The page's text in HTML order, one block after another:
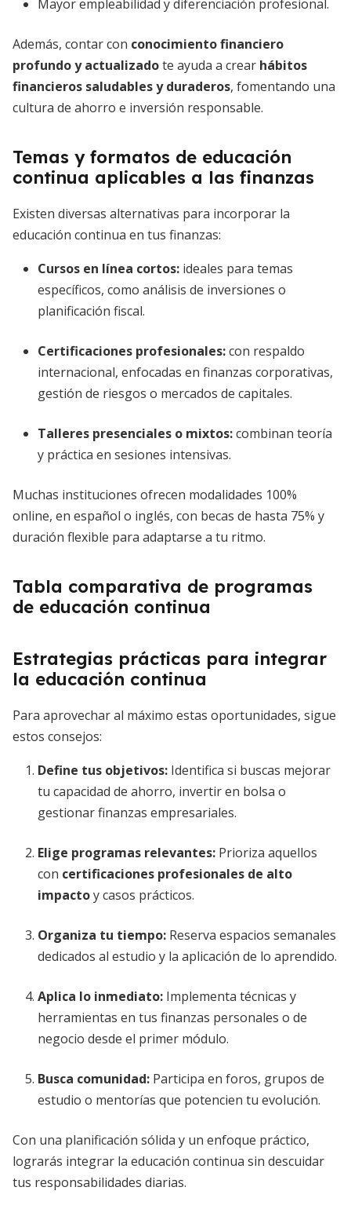
Mayor empleabilidad y diferenciación profesional.
Además, contar con conocimiento financiero
profundo y actualizadote ayuda a crear hábitos
financieros saludables y duraderos, fomentando una
cultura de ahorro e inversión responsable.
Temas y formatos de educación
continua aplicables a las finanzas
Existen diversas alternativas para incorporar la
educación continua en tus finanzas:
Cursos en línea cortos: ideales para temas
específicos, como análisis de inversiones o
planificación fiscal.
Certificaciones profesionales:con respaldo
internacional, enfocadas en finanzas corporativas,
gestión de riesgos o mercados de capitales.
Talleres presenciales o mixtos:combinan teoría
y práctica en sesiones intensivas.
Muchas instituciones ofrecen modalidades 100%
online, en español o inglés, con becas de hasta 75% y
duración flexible para adaptarse a tu ritmo.
Tabla comparativa de programas
de educación continua
Estrategias prácticas para integrar
la educación continua
Para aprovechar al máximo estas oportunidades, sigue
estos consejos:
Define tus objetivos: Identifica si buscas mejorar
tu capacidad de ahorro, invertir en bolsa o
gestionar finanzas empresariales.
Elige programas relevantes: Prioriza aquellos
con certificaciones profesionales de alto
impactoy casos prácticos.
Organiza tu tiempo: Reserva espacios semanales
dedicados al estudio y la aplicación de lo aprendido.
Aplica lo inmediato: Implementa técnicas y
herramientas en tus finanzas personales o de
negocio desde el primer módulo.
Busca comunidad: Participa en foros, grupos de
estudio o mentorías que potencien tu evolución.
Con una planificación sólida y un enfoque práctico,
lograrás integrar la educación continua sin descuidar
tus responsabilidades diarias.